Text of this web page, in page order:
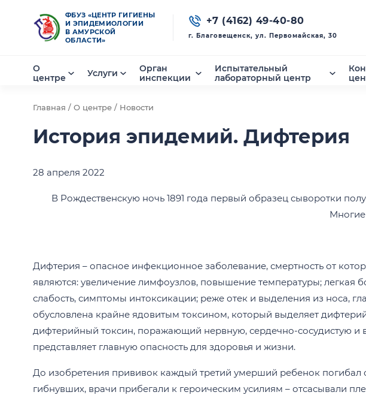
ФБУЗ «ЦЕНТР ГИГИЕНЫ
И ЭПИДЕМИОЛОГИИ
В АМУРСКОЙ
ОБЛАСТИ»
+7 (4162) 49-40-80
г. Благовещенск, ул. Первомайская, 30
О
центре
Услуги
Орган
инспекции
Испытательный
лабораторный центр
Главная / О центре / Новости
История эпидемий. Дифтерия
28 апреля 2022
В Рождественскую ночь 1891 года первый образец сыворотки
Эмиль
Дифтерия – опасное инфекционное заболевание, смертность от
являются: увеличение лимфоузлов, повышение температуры; легкая
слабость, симптомы интоксикации; реже отек и выделения из носа,
обусловлена крайне ядовитым токсином, который выделяет
дифтерийный токсин, поражающий нервную, сердечно-сосудистую и
представляет главную опасность для здоровья и жизни.
До изобретения прививок каждый третий умерший ребенок погибал
гибнувших, врачи прибегали к героическим усилиям – отсасывали